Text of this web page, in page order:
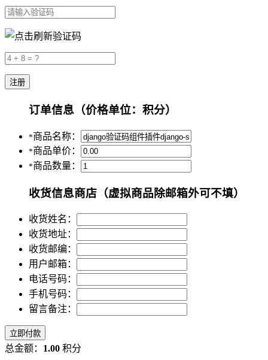
订单信息 （价格单位：积分）
*商品名称：
*商品单价：
*商品数量：
收货信息商店（虚拟商品除邮箱外可不填）
收货姓名：
收货地址：
收货邮编：
用户邮箱：
电话号码：
手机号码：
留言备注：
立即付款
总金额： 1.00 积分